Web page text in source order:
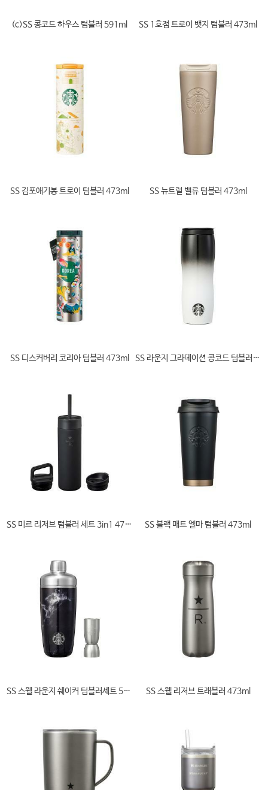
(c)SS 콩코드 하우스 텀블러 591ml SS 1호점 트로이 뱃지 텀블러 473ml
SS 김포애기봉 트로이 텀블러 473ml SS 뉴트럴 밸류 텀블러 473ml
SS 디스커버리 코리아 텀블러 473ml SS 라운지 그라데이션 콩코드 텀블러 591ml
SS 미르 리저브 텀블러 세트 3in1 473ml SS 블랙 매트 엘마 텀블러 473ml
SS 스웰 라운지 쉐이커 텀블러세트 530ml SS 스웰 리저브 트래블러 473ml